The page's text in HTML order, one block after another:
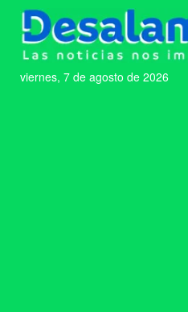
viernes, 7 de agosto de 2026